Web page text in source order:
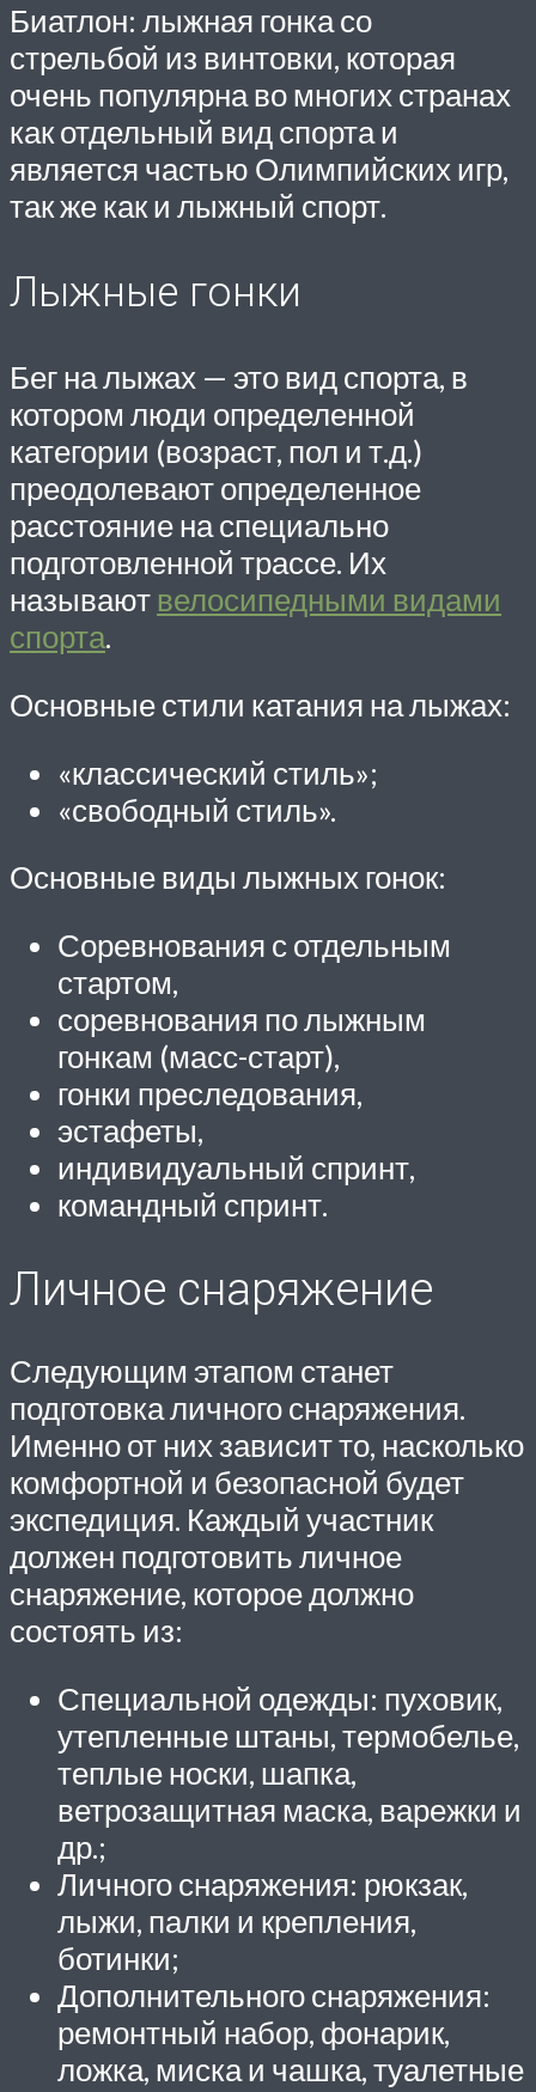
Биатлон: лыжная гонка со
стрельбой из винтовки, которая
очень популярна во многих странах
как отдельный вид спорта и
является частью Олимпийских игр,
так же как и лыжный спорт.
Лыжные гонки
Бег на лыжах — это вид спорта, в
котором люди определенной
категории (возраст, пол и т.д.)
преодолевают определенное
расстояние на специально
подготовленной трассе. Их
называют велосипедными видами
спорта.
Основные стили катания на лыжах:
«классический стиль»;
«свободный стиль».
Основные виды лыжных гонок:
Соревнования с отдельным
стартом,
соревнования по лыжным
гонкам (масс-старт),
гонки преследования,
эстафеты,
индивидуальный спринт,
командный спринт.
Личное снаряжение
Следующим этапом станет
подготовка личного снаряжения.
Именно от них зависит то, насколько
комфортной и безопасной будет
экспедиция. Каждый участник
должен подготовить личное
снаряжение, которое должно
состоять из:
Специальной одежды: пуховик,
утепленные штаны, термобелье,
теплые носки, шапка,
ветрозащитная маска, варежки и
др.;
Личного снаряжения: рюкзак,
лыжи, палки и крепления,
ботинки;
Дополнительного снаряжения:
ремонтный набор, фонарик,
ложка, миска и чашка, туалетные